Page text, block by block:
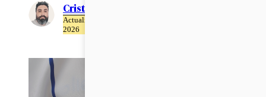
Cristián Meza
Actualizado el 26 de Mayo del
2026